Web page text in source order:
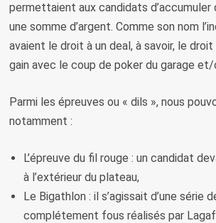
permettaient aux candidats d’accumuler
une somme d’argent. Comme son nom
avaient le droit à un deal, à savoir, le
gain avec le coup de poker du garage et/
Parmi les épreuves ou « dils », nous
notamment :
L’épreuve du fil rouge : un candidat
à l’extérieur du plateau,
Le Bigathlon : il s’agissait d’une série
complétement fous réalisés par